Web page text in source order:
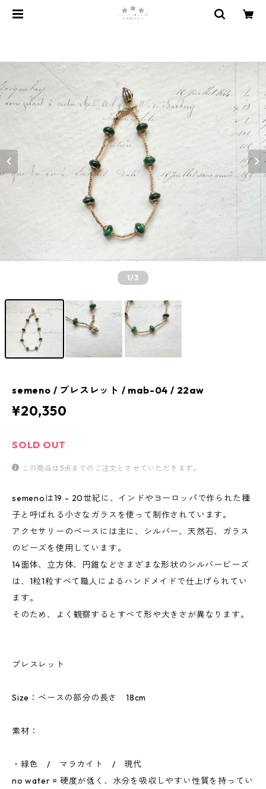
1/3
semeno / ブレスレット / mab-04 / 22aw
¥20,350
SOLD OUT
この商品は5点までのご注文とさせていただきます。
semenoは19 - 20世紀に、インドやヨーロッパで作られた種
子と呼ばれる小さなガラスを使って制作されています。
アクセサリーのベースには主に、シルバー、天然石、ガラス
のビーズを使用しています。
14面体、立方体、円錐などさまざまな形状のシルバービーズ
は、1粒1粒すべて職人によるハンドメイドで仕上げられてい
ます。
そのため、よく観察するとすべて形や大きさが異なります。
ブレスレット
Size：ベースの部分の長さ 18cm
素材：
・緑色 / マラカイト / 現代
no water = 硬度が低く、水分を吸収しやすい性質を持ってい